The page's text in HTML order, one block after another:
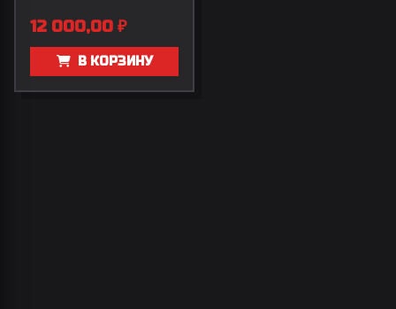
12 000,00 ₽
В КОРЗИНУ